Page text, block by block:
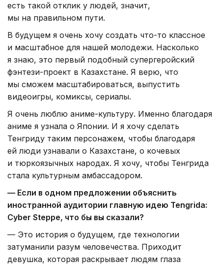
есть такой отклик у людей, значит,
мы на правильном пути.
В будущем я очень хочу создать что-то классное
и масштабное для нашей молодежи. Насколько
я знаю, это первый подобный супергеройский
фэнтези-проект в Казахстане. Я верю, что
мы сможем масштабироваться, выпустить
видеоигры, комиксы, сериалы.
Я очень люблю аниме-культуру. Именно благодаря
аниме я узнала о Японии. И я хочу сделать
Тенгриду таким персонажем, чтобы благодаря
ей люди узнавали о Казахстане, о кочевых
и тюркоязычных народах. Я хочу, чтобы Тенгрида
стала культурным амбассадором.
— Если в одном предложении объяснить
иностранной аудитории главную идею Tengrida:
Cyber Steppe, что бы вы сказали?
— Это история о будущем, где технологии
затуманили разум человечества. Приходит
девушка, которая раскрывает людям глаза